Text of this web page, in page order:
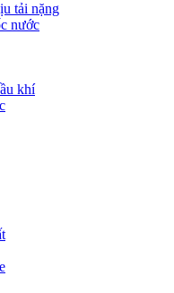
tải nặng
nước
khí